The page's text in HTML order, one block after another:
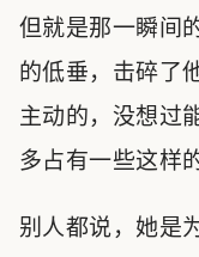
但就是那一瞬间
的低垂，击碎了
主动的，没想过
多占有一些这样
别人都说，她是